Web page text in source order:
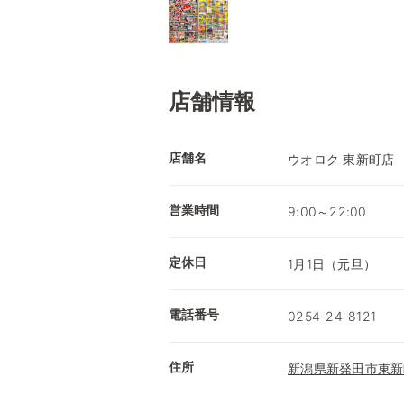
店舗情報
店舗名 ウオロク 東新町店
営業時間 9:00～22:00
定休日 1月1日（元旦）
電話番号 0254-24-8121
住所 新潟県新発田市東